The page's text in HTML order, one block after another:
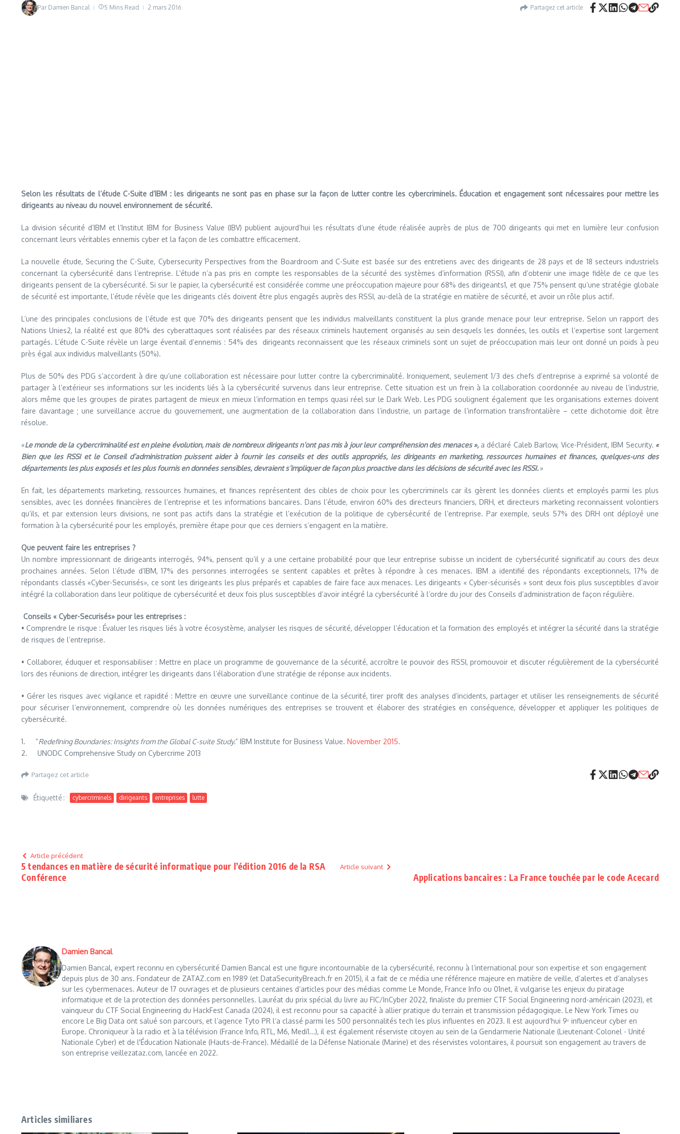
Par Damien Bancal 5 Mins Read 2 mars 2016 Partagez cet article
Selon les résultats de l’étude C-Suite d’IBM : les dirigeants ne sont pas en phase sur la façon de lutter contre les cybercriminels. Éducation et engagement sont nécessaires pour mettre les
dirigeants au niveau du nouvel environnement de sécurité.
La division sécurité d’IBM et l’Institut IBM for Business Value (IBV) publient aujourd’hui les résultats d’une étude réalisée auprès de plus de 700 dirigeants qui met en lumière leur confusion
concernant leurs véritables ennemis cyber et la façon de les combattre efficacement.
La nouvelle étude, Securing the C-Suite, Cybersecurity Perspectives from the Boardroom and C-Suite est basée sur des entretiens avec des dirigeants de 28 pays et de 18 secteurs industriels
concernant la cybersécurité dans l’entreprise. L’étude n’a pas pris en compte les responsables de la sécurité des systèmes d’information (RSSI), afin d’obtenir une image fidèle de ce que les
dirigeants pensent de la cybersécurité. Si sur le papier, la cybersécurité est considérée comme une préoccupation majeure pour 68% des dirigeants1, et que 75% pensent qu’une stratégie globale
de sécurité est importante, l’étude révèle que les dirigeants clés doivent être plus engagés auprès des RSSI, au-delà de la stratégie en matière de sécurité, et avoir un rôle plus actif.
L’une des principales conclusions de l’étude est que 70% des dirigeants pensent que les individus malveillants constituent la plus grande menace pour leur entreprise. Selon un rapport des
Nations Unies2, la réalité est que 80% des cyberattaques sont réalisées par des réseaux criminels hautement organisés au sein desquels les données, les outils et l’expertise sont largement
partagés. L’étude C-Suite révèle un large éventail d’ennemis : 54% des dirigeants reconnaissent que les réseaux criminels sont un sujet de préoccupation mais leur ont donné un poids à peu
près égal aux individus malveillants (50%).
Plus de 50% des PDG s’accordent à dire qu’une collaboration est nécessaire pour lutter contre la cybercriminalité. Ironiquement, seulement 1/3 des chefs d’entreprise a exprimé sa volonté de
partager à l’extérieur ses informations sur les incidents liés à la cybersécurité survenus dans leur entreprise. Cette situation est un frein à la collaboration coordonnée au niveau de l’industrie,
alors même que les groupes de pirates partagent de mieux en mieux l’information en temps quasi réel sur le Dark Web. Les PDG soulignent également que les organisations externes doivent
faire davantage ; une surveillance accrue du gouvernement, une augmentation de la collaboration dans l’industrie, un partage de l’information transfrontalière – cette dichotomie doit être
résolue.
«Le monde de la cybercriminalité est en pleine évolution, mais de nombreux dirigeants n’ont pas mis à jour leur compréhension des menaces », a déclaré Caleb Barlow, Vice-Président, IBM Security. «
Bien que les RSSI et le Conseil d’administration puissent aider à fournir les conseils et des outils appropriés, les dirigeants en marketing, ressources humaines et finances, quelques-uns des
départements les plus exposés et les plus fournis en données sensibles, devraient s’impliquer de façon plus proactive dans les décisions de sécurité avec les RSSI. »
En fait, les départements marketing, ressources humaines, et finances représentent des cibles de choix pour les cybercriminels car ils gèrent les données clients et employés parmi les plus
sensibles, avec les données financières de l’entreprise et les informations bancaires. Dans l’étude, environ 60% des directeurs financiers, DRH, et directeurs marketing reconnaissent volontiers
qu’ils, et par extension leurs divisions, ne sont pas actifs dans la stratégie et l’exécution de la politique de cybersécurité de l’entreprise. Par exemple, seuls 57% des DRH ont déployé une
formation à la cybersécurité pour les employés, première étape pour que ces derniers s’engagent en la matière.
Que peuvent faire les entreprises ?
Un nombre impressionnant de dirigeants interrogés, 94%, pensent qu’il y a une certaine probabilité pour que leur entreprise subisse un incident de cybersécurité significatif au cours des deux
prochaines années. Selon l’étude d’IBM, 17% des personnes interrogées se sentent capables et prêtes à répondre à ces menaces. IBM a identifié des répondants exceptionnels, 17% de
répondants classés «Cyber-Securisés», ce sont les dirigeants les plus préparés et capables de faire face aux menaces. Les dirigeants « Cyber-sécurisés » sont deux fois plus susceptibles d’avoir
intégré la collaboration dans leur politique de cybersécurité et deux fois plus susceptibles d’avoir intégré la cybersécurité à l’ordre du jour des Conseils d’administration de façon régulière.
Conseils « Cyber-Securisés» pour les entreprises :
• Comprendre le risque : Évaluer les risques liés à votre écosystème, analyser les risques de sécurité, développer l’éducation et la formation des employés et intégrer la sécurité dans la stratégie
de risques de l’entreprise.
• Collaborer, éduquer et responsabiliser : Mettre en place un programme de gouvernance de la sécurité, accroître le pouvoir des RSSI, promouvoir et discuter régulièrement de la cybersécurité
lors des réunions de direction, intégrer les dirigeants dans l’élaboration d’une stratégie de réponse aux incidents.
• Gérer les risques avec vigilance et rapidité : Mettre en œuvre une surveillance continue de la sécurité, tirer profit des analyses d’incidents, partager et utiliser les renseignements de sécurité
pour sécuriser l’environnement, comprendre où les données numériques des entreprises se trouvent et élaborer des stratégies en conséquence, développer et appliquer les politiques de
cybersécurité.
1. “Redefining Boundaries: Insights from the Global C-suite Study.” IBM Institute for Business Value. November 2015.
2. UNODC Comprehensive Study on Cybercrime 2013
Partagez cet article
Étiquetté : cybercriminels dirigeants entreprises lutte
Article précédent
5 tendances en matière de sécurité informatique pour l’édition 2016 de la RSA
Conférence
Article suivant
Applications bancaires : La France touchée par le code Acecard
Damien Bancal
Damien Bancal, expert reconnu en cybersécurité Damien Bancal est une figure incontournable de la cybersécurité, reconnu à l’international pour son expertise et son engagement
depuis plus de 30 ans. Fondateur de ZATAZ.com en 1989 (et DataSecurityBreach.fr en 2015), il a fait de ce média une référence majeure en matière de veille, d’alertes et d’analyses
sur les cybermenaces. Auteur de 17 ouvrages et de plusieurs centaines d’articles pour des médias comme Le Monde, France Info ou 01net, il vulgarise les enjeux du piratage
informatique et de la protection des données personnelles. Lauréat du prix spécial du livre au FIC/InCyber 2022, finaliste du premier CTF Social Engineering nord-américain (2023), et
vainqueur du CTF Social Engineering du HackFest Canada (2024), il est reconnu pour sa capacité à allier pratique du terrain et transmission pédagogique. Le New York Times ou
encore Le Big Data ont salué son parcours, et l’agence Tyto PR l’a classé parmi les 500 personnalités tech les plus influentes en 2023. Il est aujourd’hui 9ᵉ influenceur cyber en
Europe. Chroniqueur à la radio et à la télévision (France Info, RTL, M6, Medi1...), il est également réserviste citoyen au sein de la Gendarmerie Nationale (Lieutenant-Colonel - Unité
Nationale Cyber) et de l'Éducation Nationale (Hauts-de-France). Médaillé de la Défense Nationale (Marine) et des réservistes volontaires, il poursuit son engagement au travers de
son entreprise veillezataz.com, lancée en 2022.
Articles similiares